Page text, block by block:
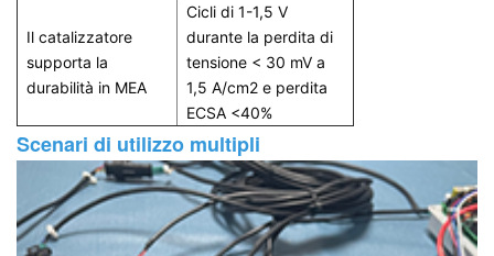
Il catalizzatore
supporta la
durabilità in MEA
Cicli di 1-1,5 V
durante la perdita di
tensione < 30 mV a
1,5 A/cm2 e perdita
ECSA <40%
Scenari di utilizzo multipli